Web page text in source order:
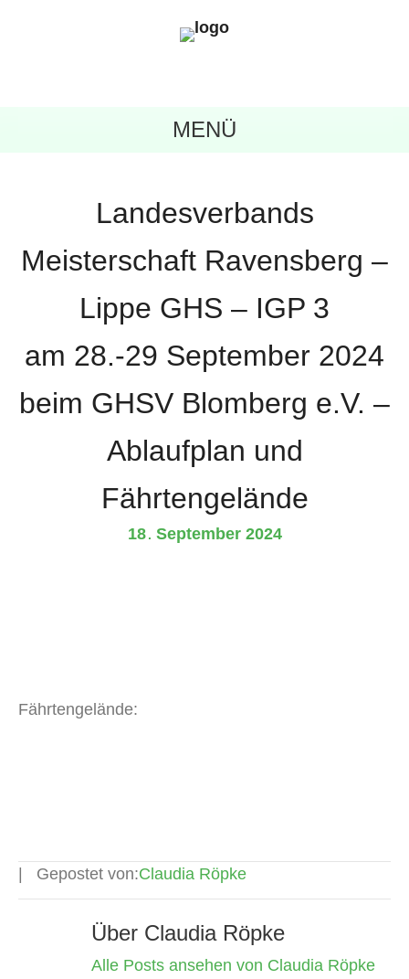
MENÜ
Landesverbands
Meisterschaft Ravensberg –
Lippe GHS – IGP 3
am 28.-29 September 2024
beim GHSV Blomberg e.V. –
Ablaufplan und
Fährtengelände
18 . September 2024
Fährtengelände:
Gepostet von:Claudia Röpke
Über Claudia Röpke
Alle Posts ansehen von Claudia Röpke